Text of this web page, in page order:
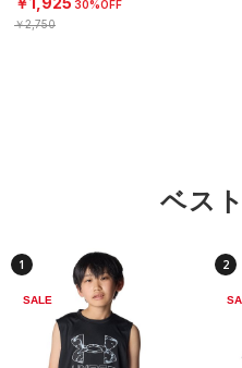
30%OFF
￥2,750
ベス
1
SALE
2